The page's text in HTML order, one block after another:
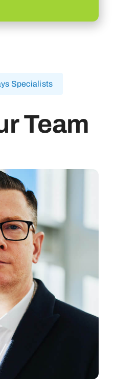
Specialists
Team